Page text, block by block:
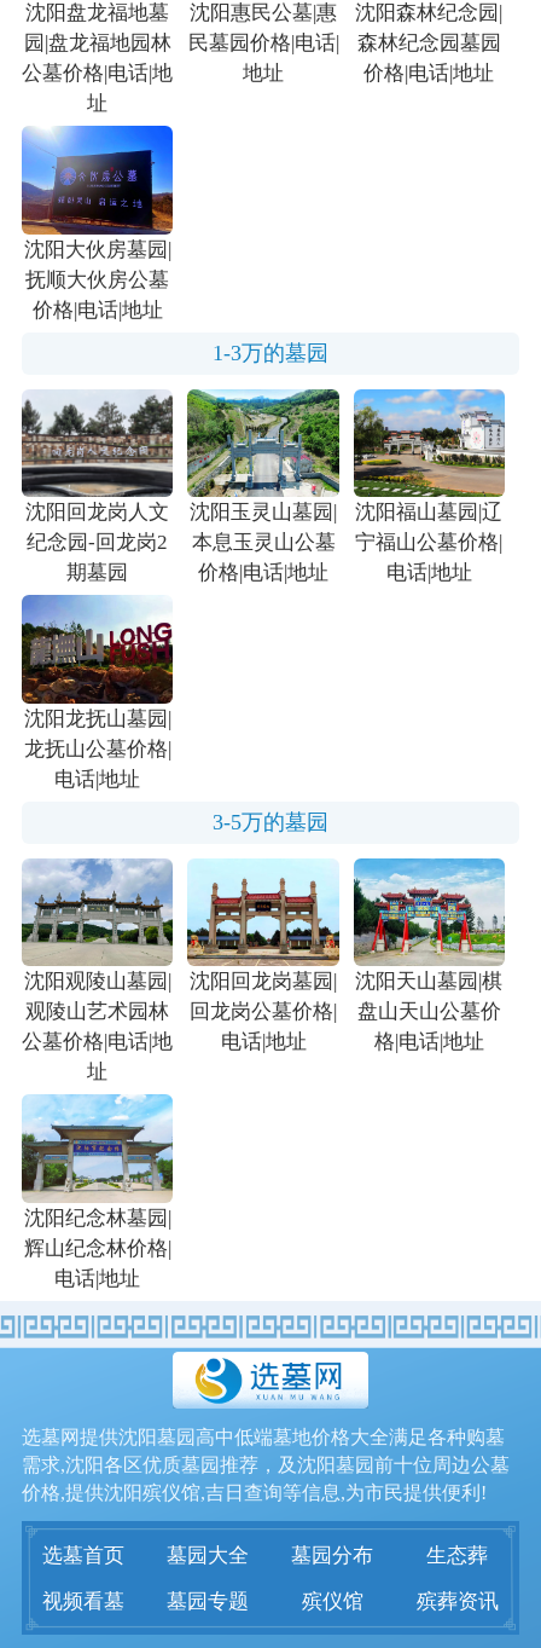
沈阳盘龙福地墓
园|盘龙福地园林
公墓价格|电话|地
址
沈阳惠民公墓|惠
民墓园价格|电话|
地址
沈阳森林纪念园|
森林纪念园墓园
价格|电话|地址
沈阳大伙房墓园|
抚顺大伙房公墓
价格|电话|地址
1-3万的墓园
沈阳回龙岗人文
纪念园-回龙岗2
期墓园
沈阳玉灵山墓园|
本息玉灵山公墓
价格|电话|地址
沈阳福山墓园|辽
宁福山公墓价格|
电话|地址
沈阳龙抚山墓园|
龙抚山公墓价格|
电话|地址
3-5万的墓园
沈阳观陵山墓园|
观陵山艺术园林
公墓价格|电话|地
址
沈阳回龙岗墓园|
回龙岗公墓价格|
电话|地址
沈阳天山墓园|棋
盘山天山公墓价
格|电话|地址
沈阳纪念林墓园|
辉山纪念林价格|
电话|地址
选墓网提供沈阳墓园高中低端墓地价格大全满足各种购墓
需求,沈阳各区优质墓园推荐，及沈阳墓园前十位周边公墓
价格,提供沈阳殡仪馆,吉日查询等信息,为市民提供便利!
选墓首页 墓园大全 墓园分布
生态葬
视频看墓
墓园专题 殡仪馆 殡葬资讯